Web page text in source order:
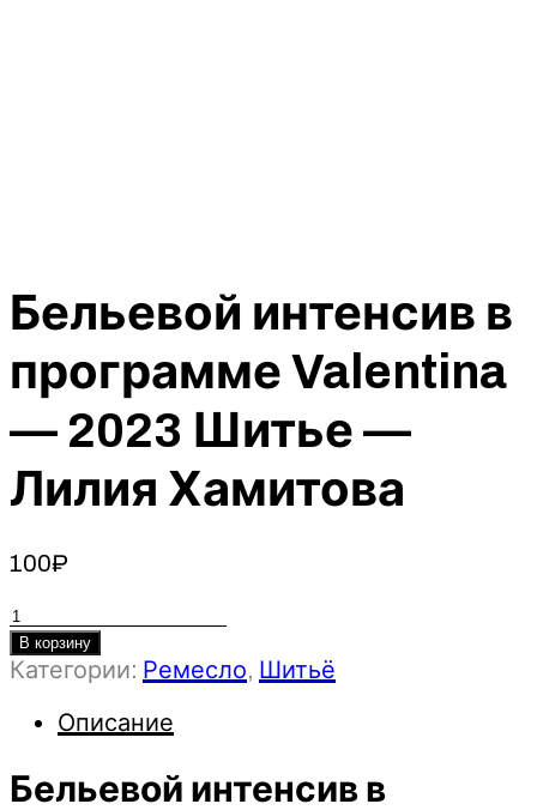
Бельевой интенсив в
программе Valentina
— 2023 Шитье —
Лилия Хамитова
100₽
Количество
товара
Бельевой
Valentina
В корзину
Категории: Ремесло, Шитьё
Описание
Бельевой интенсив в